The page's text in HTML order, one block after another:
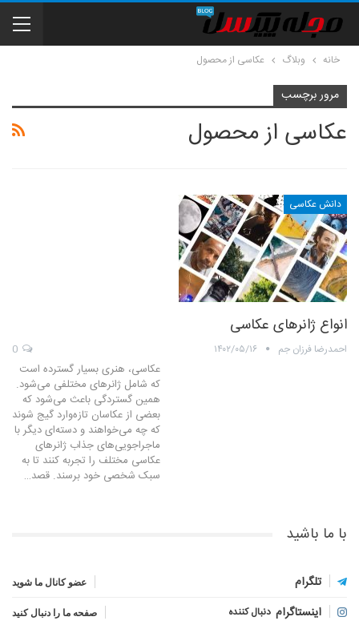
خانه وبلاگ عکاسی از محصول
مرور برچسب
عکاسی از محصول
دانش عکاسی
انواع ژانرهای عکاسی
احمدرضا فرزان جم ۱۴۰۲/۰۵/۱۶
عکاسی، هنری بسیار گسترده است
که شامل ژانرهای مختلفی می‌شود.
همین گستردگی باعث می‌شود که
بعضی از عکاسان تازه‌وارد گیج شوند
که چه می‌خواهند و دسته‌ای دیگر با
ماجراجویی‌های جذاب ژانرهای
عکاسی مختلف را تجربه کنند تا به
سبک شخصی خود برسند. قصد…
با ما باشید
تلگرام عضو کانال ما شوید
اینستاگرام دنبال کننده صفحه ما را دنبال کنید